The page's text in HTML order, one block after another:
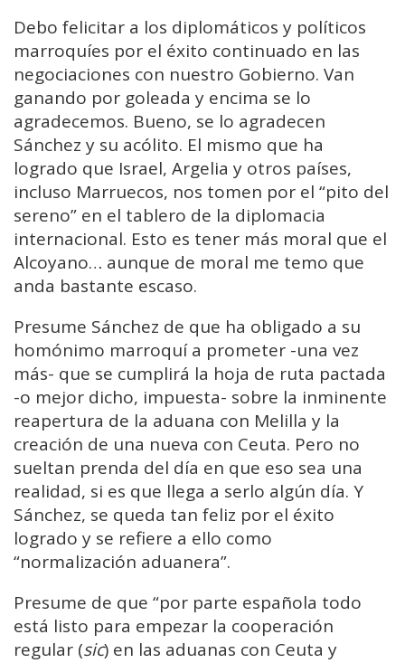
Debo felicitar a los diplomáticos y políticos
marroquíes por el éxito continuado en las
negociaciones con nuestro Gobierno. Van
ganando por goleada y encima se lo
agradecemos. Bueno, se lo agradecen
Sánchez y su acólito. El mismo que ha
logrado que Israel, Argelia y otros países,
incluso Marruecos, nos tomen por el “pito del
sereno” en el tablero de la diplomacia
internacional. Esto es tener más moral que el
Alcoyano… aunque de moral me temo que
anda bastante escaso.
Presume Sánchez de que ha obligado a su
homónimo marroquí a prometer -una vez
más- que se cumplirá la hoja de ruta pactada
-o mejor dicho, impuesta- sobre la inminente
reapertura de la aduana con Melilla y la
creación de una nueva con Ceuta. Pero no
sueltan prenda del día en que eso sea una
realidad, si es que llega a serlo algún día. Y
Sánchez, se queda tan feliz por el éxito
logrado y se refiere a ello como
“normalización aduanera”.
Presume de que “por parte española todo
está listo para empezar la cooperación
regular (sic) en las aduanas con Ceuta y